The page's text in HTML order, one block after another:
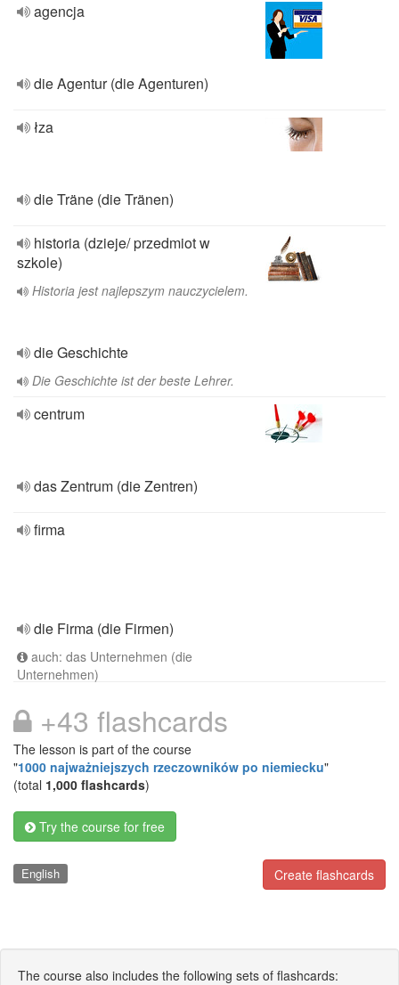
agencja
die Agentur (die Agenturen)
łza
die Träne (die Tränen)
historia (dzieje/ przedmiot w
szkole)
Historia jest najlepszym nauczycielem.
die Geschichte
Die Geschichte ist der beste Lehrer.
centrum
das Zentrum (die Zentren)
firma
die Firma (die Firmen)
auch: das Unternehmen (die
Unternehmen)
+43 flashcards
The lesson is part of the course
"1000 najważniejszych rzeczowników po niemiecku"
(total 1,000 flashcards)
Try the course for free
Create flashcards
English
The course also includes the following sets of flashcards: